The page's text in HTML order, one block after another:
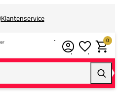
Klantenservice
0